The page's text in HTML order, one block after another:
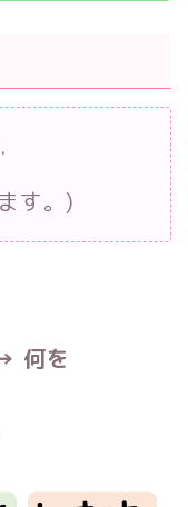
す。)
何を